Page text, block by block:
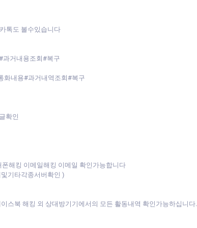
톡도 볼수있습니다
과거내용조회#복구
화내용#과거내역조회#복구
확인
해킹 이메일해킹 이메일 확인가능합니다
기타각종서버확인 )
스북 해킹 외 상대방기기에서의 모든 활동내역 확인가능하십니다.